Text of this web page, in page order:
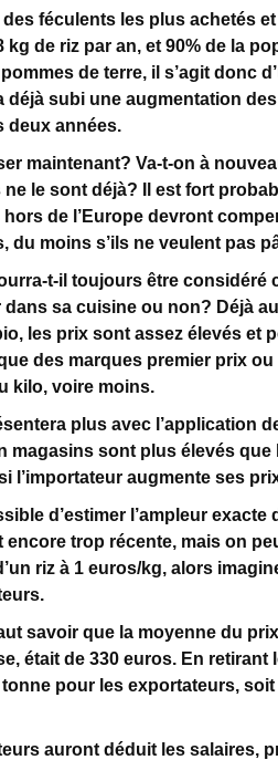
des féculents les plus achetés
de riz par an, et 90% de la
de terre, il s’agit donc
déjà subi une augmentation
deux années.
maintenant? Va-t-on à
le sont déjà? Il est fort
de l’Europe devront
du moins s’ils ne veulent pas
t-il toujours être considéré
sa cuisine ou non? Déjà
les prix sont assez élevés et
des marques premier prix
kilo, voire moins.
plus avec l’application
magasins sont plus élevés que
l’importateur augmente ses
d’estimer l’ampleur
trop récente, mais on
riz à 1 euros/kg, alors
savoir que la moyenne du
était de 330 euros. En retirant
pour les exportateurs,
auront déduit les salaires,